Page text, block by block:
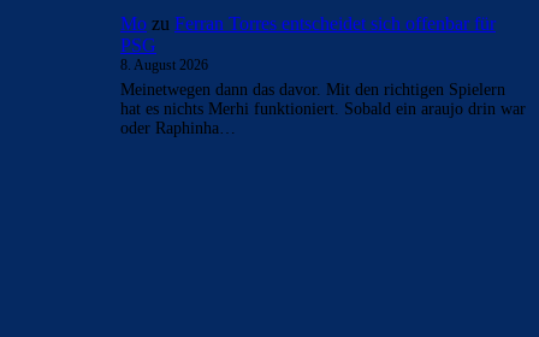
Mo zu Ferran Torres entscheidet sich offenbar für
PSG
8. August 2026
Meinetwegen dann das davor. Mit den richtigen Spielern
hat es nichts Merhi funktioniert. Sobald ein araujo drin war
oder Raphinha…